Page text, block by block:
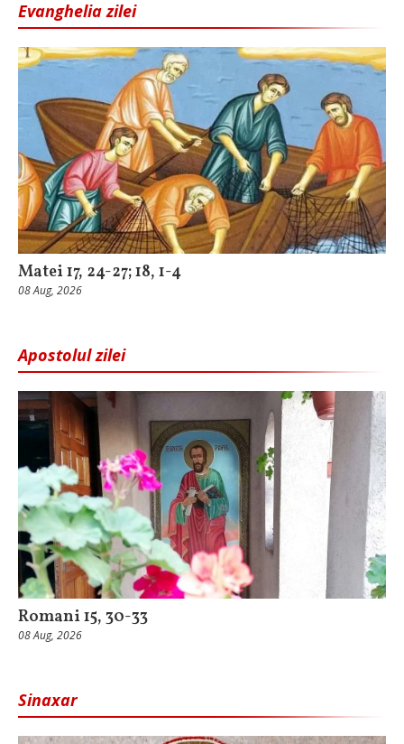
Evanghelia zilei
Matei 17, 24-27; 18, 1-4
08 Aug, 2026
Apostolul zilei
Romani 15, 30-33
08 Aug, 2026
Sinaxar